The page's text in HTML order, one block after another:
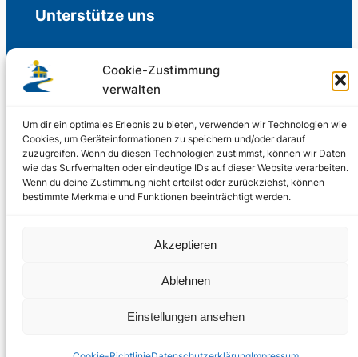
Cookie-Zustimmung
verwalten
Um dir ein optimales Erlebnis zu bieten, verwenden wir Technologien wie
Cookies, um Geräteinformationen zu speichern und/oder darauf
zuzugreifen. Wenn du diesen Technologien zustimmst, können wir Daten
wie das Surfverhalten oder eindeutige IDs auf dieser Website verarbeiten.
Wenn du deine Zustimmung nicht erteilst oder zurückziehst, können
bestimmte Merkmale und Funktionen beeinträchtigt werden.
Akzeptieren
Ablehnen
Einstellungen ansehen
Unterstütze uns
Freiwillige Spenden für die Aufrechterhaltung
Support us
© 2002 – 2026